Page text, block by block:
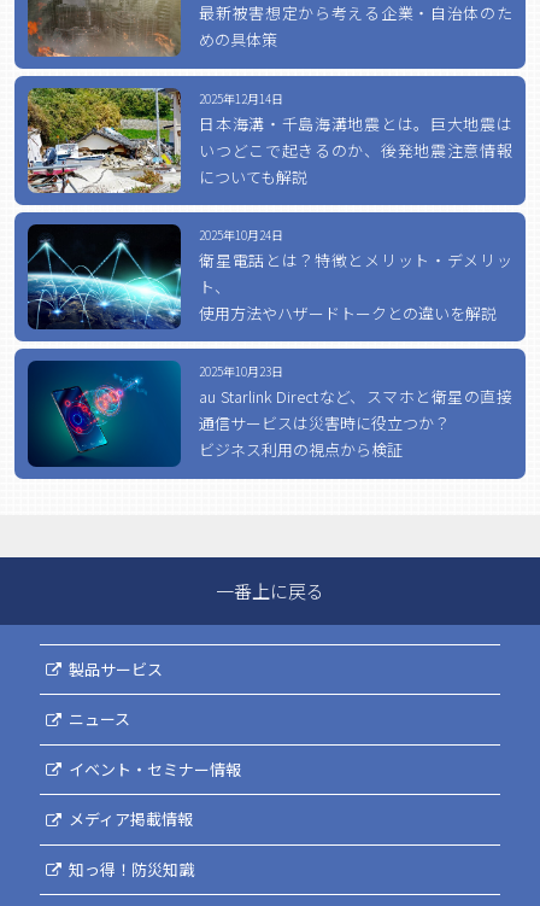
最新被害想定から考える企業・自治体のた
めの具体策
2025年12月14日
日本海溝・千島海溝地震とは。巨大地震は
いつどこで起きるのか、後発地震注意情報
についても解説
2025年10月24日
衛星電話とは？特徴とメリット・デメリッ
ト、
使用方法やハザードトークとの違いを解説
2025年10月23日
au Starlink Directなど、スマホと衛星の直接
通信サービスは災害時に役立つか？
ビジネス利用の視点から検証
一番上に戻る
製品サービス
ニュース
イベント・セミナー情報
メディア掲載情報
知っ得！防災知識